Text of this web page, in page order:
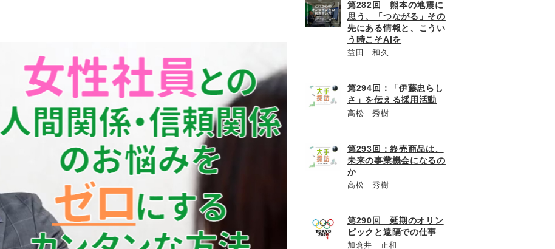
第282回 熊本の地震に
思う、「つながる」その
先にある情報と、こうい
う時こそAIを
益田 和久
第294回：「伊藤忠らし
さ」を伝える採用活動
高松 秀樹
第293回：終売商品は、
未来の事業機会になるの
か
高松 秀樹
第290回 延期のオリン
ピックと遠隔での仕事
加倉井 正和